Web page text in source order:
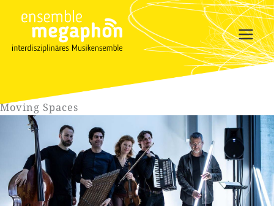
Inhalt
springen
Moving Spaces